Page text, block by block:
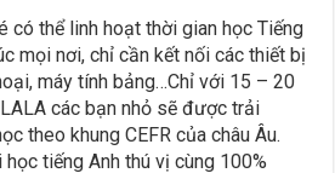
có thể linh hoạt thời gian học Tiếng
mọi nơi, chỉ cần kết nối các thiết bị
máy tính bảng…Chỉ với 15 – 20
các bạn nhỏ sẽ được trải
theo khung CEFR của châu Âu.
tiếng Anh thú vị cùng 100%